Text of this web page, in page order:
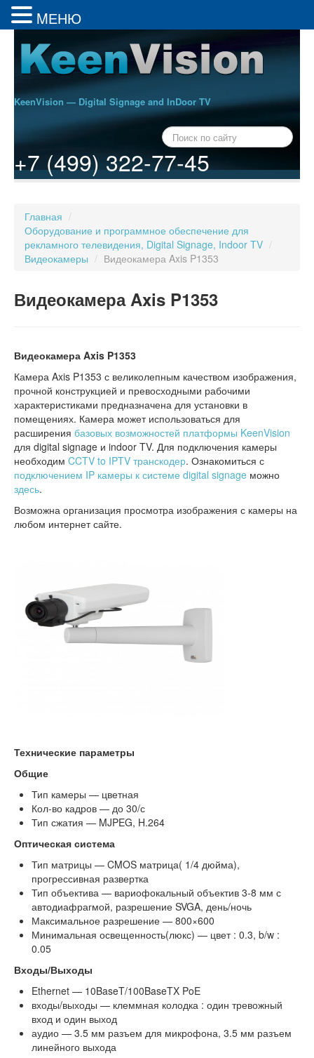
KeenVision — Digital Signage and InDoor TV
+7 (499) 322-77-45
Главная /
Оборудование и программное обеспечение для
рекламного телевидения, Digital Signage, Indoor TV /
Видеокамеры / Видеокамера Axis P1353
Видеокамера Axis P1353
Видеокамера Axis P1353
Камера Axis P1353 с великолепным качеством изображения,
прочной конструкцией и превосходными рабочими
характеристиками предназначена для установки в
помещениях. Камера может использоваться для
расширения базовых возможностей платформы KeenVision
для digital signage и indoor TV. Для подключения камеры
необходим CCTV to IPTV транскодер. Ознакомиться с
подключением IP камеры к системе digital signage можно
здесь.
Возможна организация просмотра изображения с камеры на
любом интернет сайте.
Технические параметры
Общие
Тип камеры — цветная
Кол-во кадров — до 30/с
Тип сжатия — MJPEG, H.264
Оптическая система
Тип матрицы — CMOS матрица( 1/4 дюйма),
прогрессивная развертка
Тип объектива — вариофокальный объектив 3-8 мм с
автодиафрагмой, разрешение SVGA, день/ночь
Максимальное разрешение — 800×600
Минимальная освещенность(люкс) — цвет : 0.3, b/w :
0.05
Входы/Выходы
Ethernet — 10BaseT/100BaseTX PoE
входы/выходы — клеммная колодка : один тревожный
вход и один выход
аудио — 3.5 мм разъем для микрофона, 3.5 мм разъем
линейного выхода
MЕНЮ